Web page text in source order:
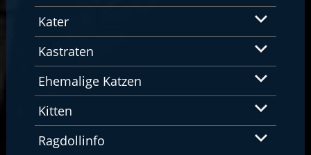
Kater
Kastraten
Ehemalige Katzen
Kitten
Ragdollinfo